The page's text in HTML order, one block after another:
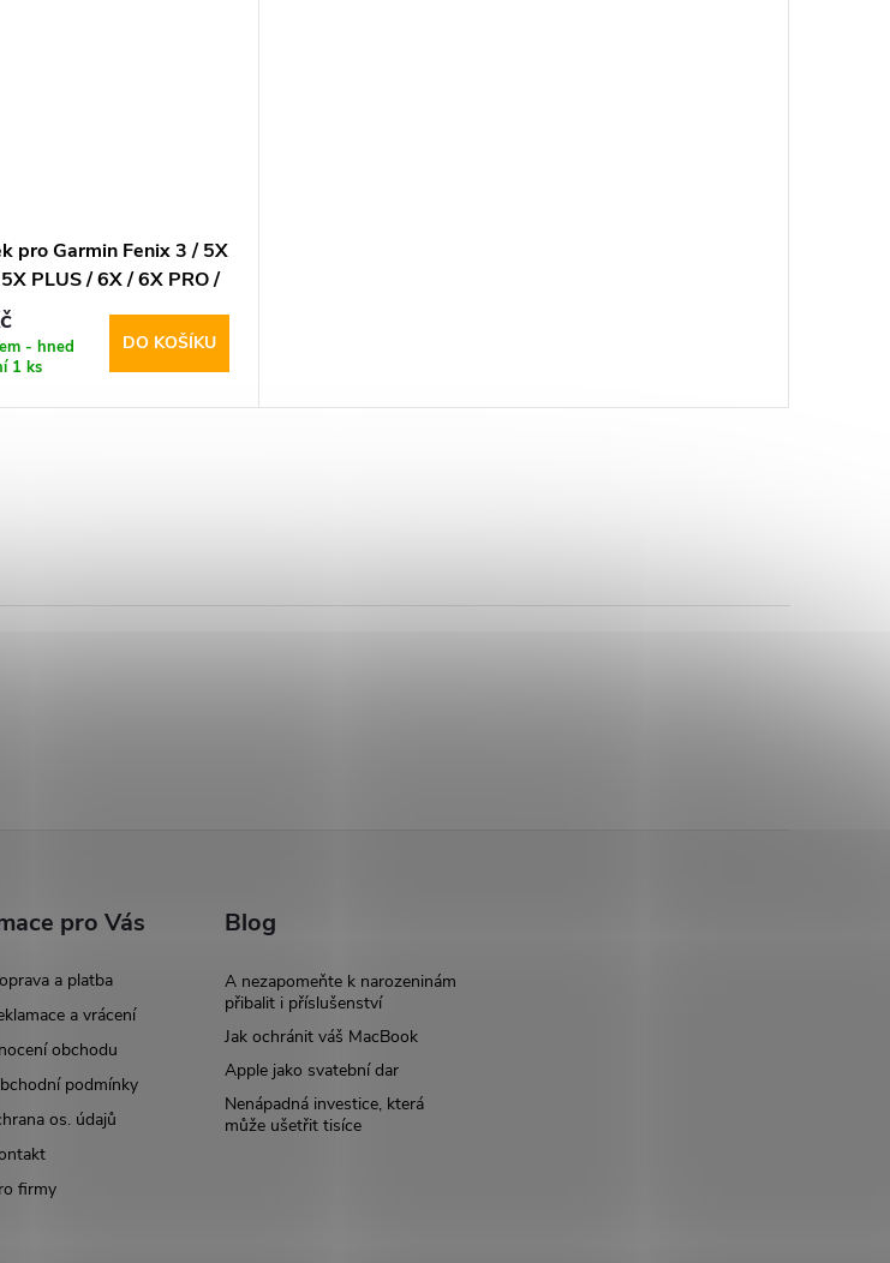
pro Garmin Fenix 3 / 5X
PLUS / 6X / 6X PRO /
Protect, Smooth Black
- hned
1 ks
DO KOŠÍKU
pro Vás
a platba
a vrácení
obchodu
podmínky
os. údajů
firmy
Blog
A nezapomeňte k narozeninám
přibalit i příslušenství
Jak ochránit váš MacBook
Apple jako svatební dar
Nenápadná investice, která
může ušetřit tisíce